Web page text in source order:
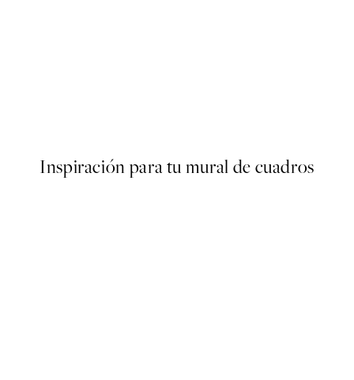
Inspiración para tu mural de cuadros